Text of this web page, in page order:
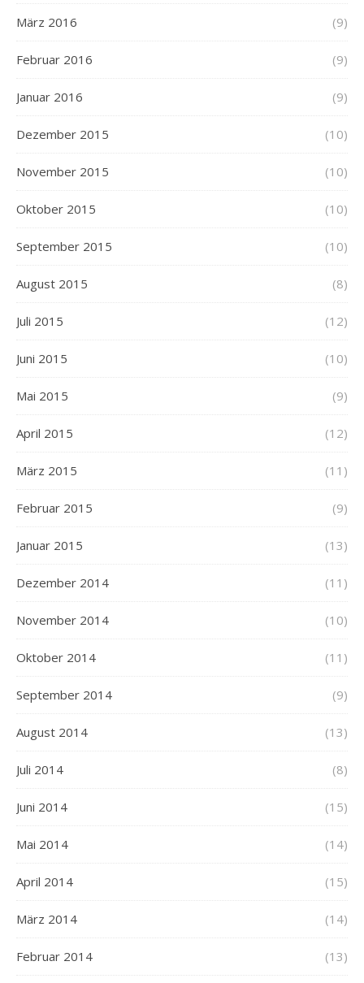
März 2016 (9)
Februar 2016 (9)
Januar 2016 (9)
Dezember 2015 (10)
November 2015 (10)
Oktober 2015 (10)
September 2015 (10)
August 2015 (8)
Juli 2015 (12)
Juni 2015 (10)
Mai 2015 (9)
April 2015 (12)
März 2015 (11)
Februar 2015 (9)
Januar 2015 (13)
Dezember 2014 (11)
November 2014 (10)
Oktober 2014 (11)
September 2014 (9)
August 2014 (13)
Juli 2014 (8)
Juni 2014 (15)
Mai 2014 (14)
April 2014 (15)
März 2014 (14)
Februar 2014 (13)